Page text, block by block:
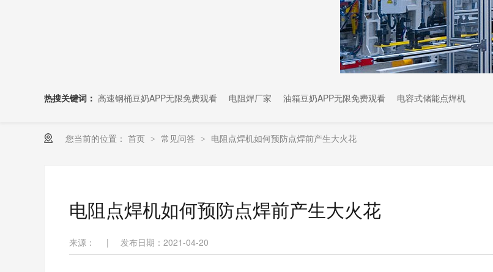
热搜关键词： 高速钢桶豆奶APP无限免费观看 电阻焊厂家 油箱豆奶APP无限免费观看 电容式储能点焊机
您当前的位置： 首页 > 常见问答 > 电阻点焊机如何预防点焊前产生大火花
电阻点焊机如何预防点焊前产生大火花
来源： | 发布日期：2021-04-20